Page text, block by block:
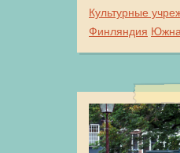
Культурные
Финляндия